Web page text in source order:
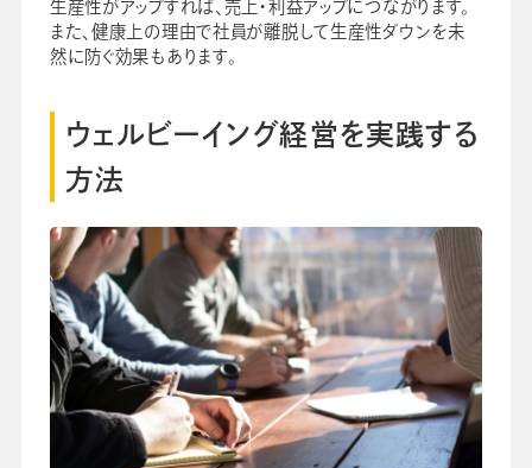
生産性がアップすれば、売上・利益アップにつながります。
また、健康上の理由で社員が離脱して生産性ダウンを未
然に防ぐ効果もあります。
ウェルビーイング経営を実践する
方法